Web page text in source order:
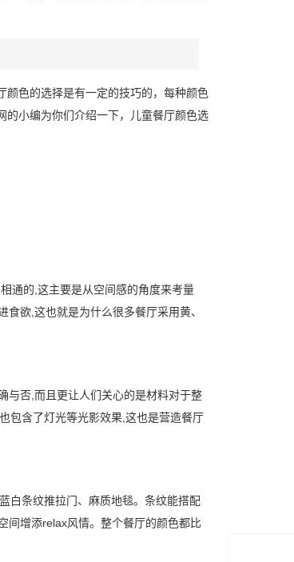
颜色的选择是有一定的技巧的，每种颜色
的小编为你们介绍一下，儿童餐厅颜色选
通的,这主要是从空间感的角度来考量
欲,这也就是为什么很多餐厅采用黄、
与否,而且更让人们关心的是材料对于整
包含了灯光等光影效果,这也是营造餐厅
白条纹推拉门、麻质地毯。条纹能搭配
间增添relax风情。整个餐厅的颜色都比